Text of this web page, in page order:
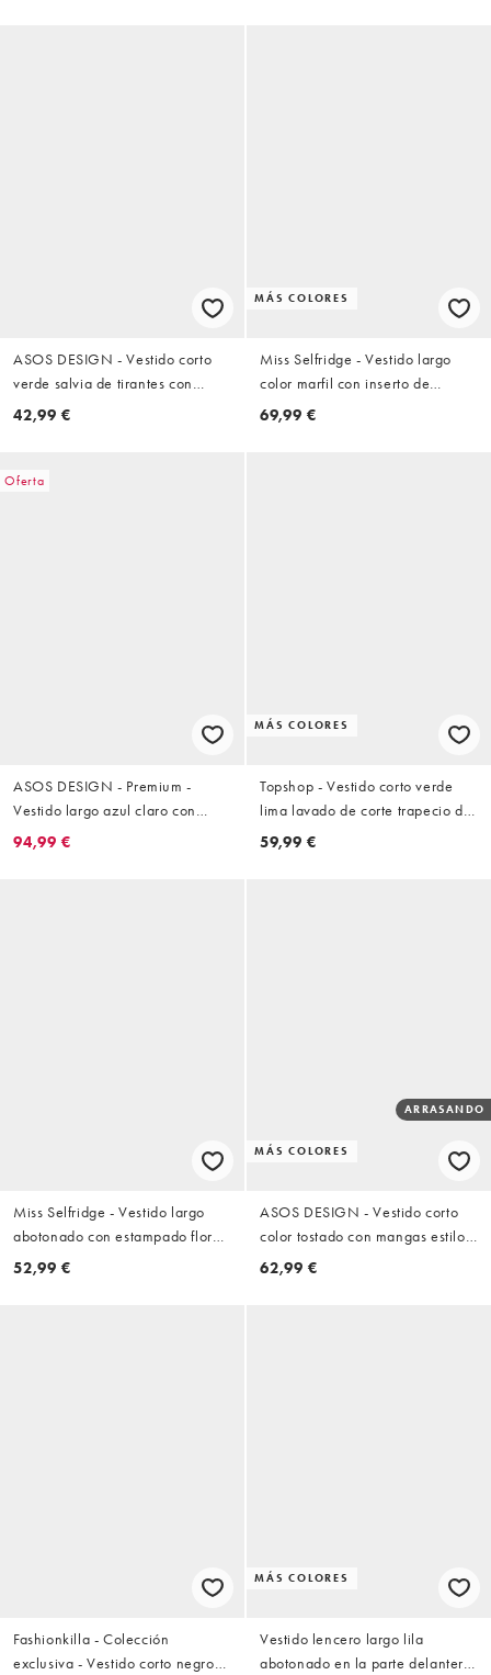
ASOS DESIGN - Vestido corto
verde salvia de tirantes con
ribete de encaje
42,99 €
MÁS COLORES
Miss Selfridge - Vestido largo
color marfil con inserto de
encaje
69,99 €
Oferta
ASOS DESIGN - Premium -
Vestido largo azul claro con
cuerpo estilo corsé, escote
94,99 €
MÁS COLORES
Topshop - Vestido corto verde
lima lavado de corte trapecio de
algodón con cuello de pico
59,99 €
Miss Selfridge - Vestido largo
abotonado con estampado floral
veraniego y ribete de encaje
52,99 €
MÁS COLORES
ARRASANDO
ASOS DESIGN - Vestido corto
color tostado con mangas estilo
blusón y detalle en el bajo de
62,99 €
Fashionkilla - Colección
exclusiva - Vestido corto negro
MÁS COLORES
Vestido lencero largo lila
abotonado en la parte delantera